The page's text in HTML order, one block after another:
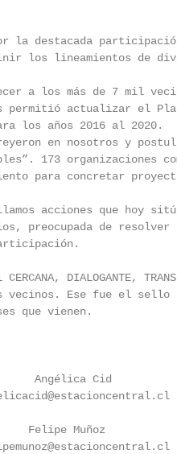
la destacada
los lineamientos de
a los más de 7 mil
actualizar el
los años 2016 al 2020.
en nosotros y
173 organizaciones
para concretar
acciones que hoy
preocupada de resolver
DIALOGANTE,
Ese fue el sello
que vienen.
Angélica Cid
Felipe Muñoz